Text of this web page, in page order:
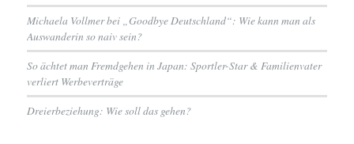
Michaela Vollmer bei „Goodbye Deutschland“: Wie kann man als
Auswanderin so naiv sein?
So ächtet man Fremdgehen in Japan: Sportler-Star & Familienvater
verliert Werbeverträge
Dreierbeziehung: Wie soll das gehen?